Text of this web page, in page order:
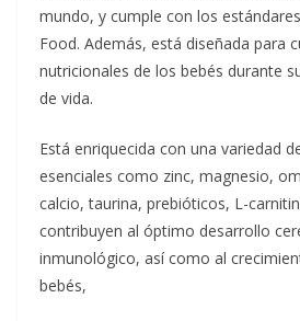
mundo, y cumple con los
Food. Además, está diseñada para
nutricionales de los bebés durante
de vida.
Está enriquecida con una variedad
esenciales como zinc, magnesio,
calcio, taurina, prebióticos, L-
contribuyen al óptimo desarrollo
inmunológico, así como al
bebés,